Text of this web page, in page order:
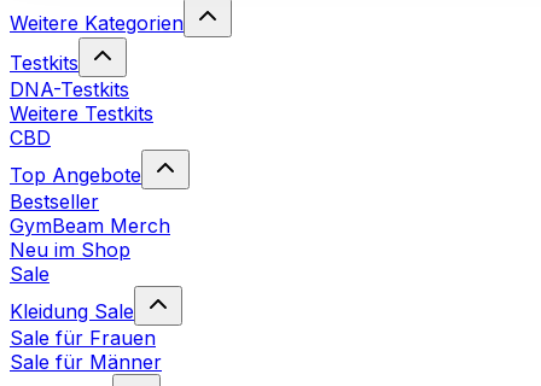
Weitere Kategorien
Testkits
DNA-Testkits
Weitere Testkits
CBD
Top Angebote
Bestseller
GymBeam Merch
Neu im Shop
Sale
Kleidung Sale
Sale für Frauen
Sale für Männer